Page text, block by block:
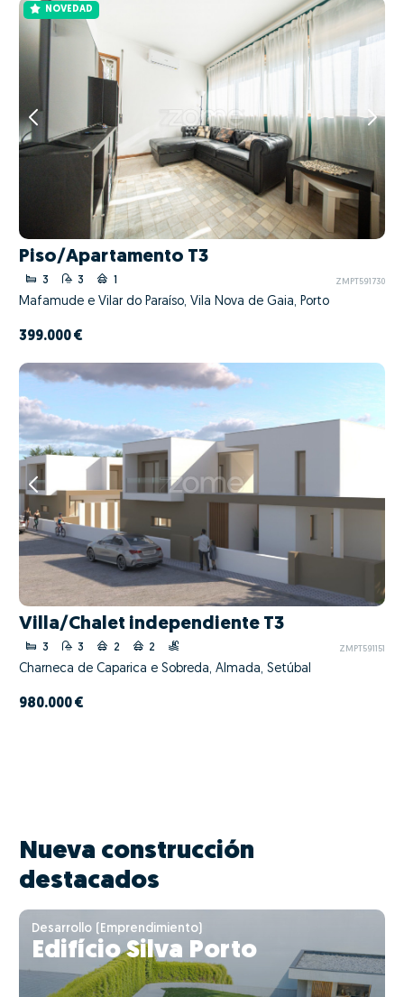
NOVEDAD
Piso/Apartamento T3
3 3 1 ZMPT591730
Mafamude e Vilar do Paraíso, Vila Nova de Gaia, Porto
399.000 €
Villa/Chalet independiente T3
3 3 2 2 ZMPT591151
Charneca de Caparica e Sobreda, Almada, Setúbal
980.000 €
Nueva construcción
destacados
Desarrollo (Emprendimiento)
Edifício Silva Porto